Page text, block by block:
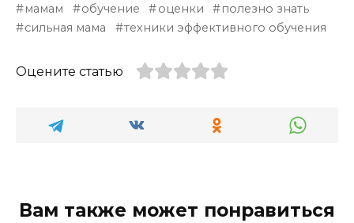
мамам обучение оценки
полезно знать
сильная мама
техники эффективного обучения
Оцените статью
Вам также может понравиться